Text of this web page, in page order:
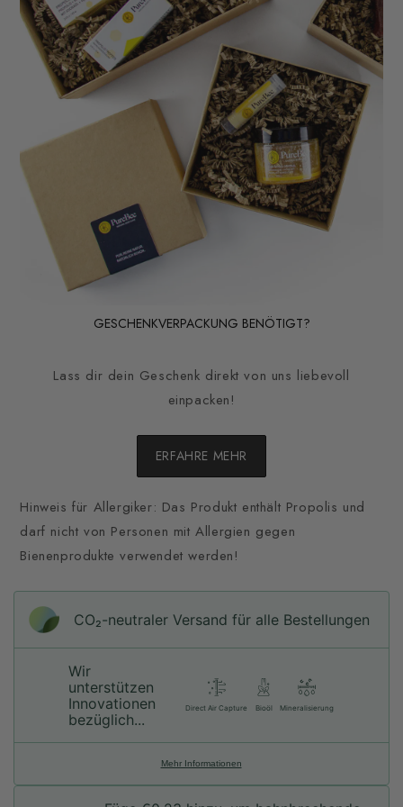
GESCHENKVERPACKUNG BENÖTIGT?
Lass dir dein Geschenk direkt von uns liebevoll
einpacken!
ERFAHRE MEHR
Hinweis für Allergiker: Das Produkt enthält Propolis und
darf nicht von Personen mit Allergien gegen
Bienenprodukte verwendet werden!
CO₂-neu­t­raler Versand für alle Bestellungen
Wir
unterstützen
Innovationen
bezüglich...
Direct Air Capture Bioöl Mineralisierung
Mehr Informationen